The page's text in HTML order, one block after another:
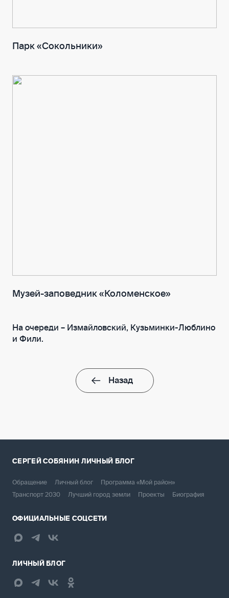
Парк «Сокольники»
Музей-заповедник «Коломенское»
На очереди – Измайловский, Кузьминки-Люблино
и Фили.
Назад
СЕРГЕЙ СОБЯНИН ЛИЧНЫЙ БЛОГ
Обращение Личный блог
Программа «Мой район»
Транспорт 2030
Лучший город земли Проекты Биография
ОФИЦИАЛЬНЫЕ СОЦСЕТИ
ЛИЧНЫЙ БЛОГ